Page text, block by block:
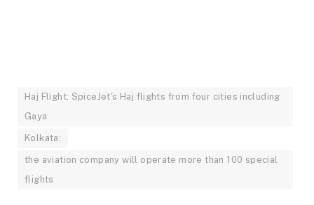
Haj Flight: SpiceJet's Haj flights from four cities including
Gaya
Kolkata:
the aviation company will operate more than 100 special
flights